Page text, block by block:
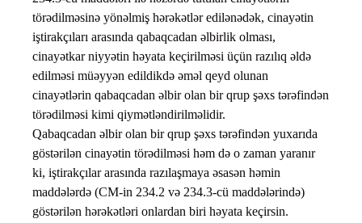
törədilməsinə yönəlmiş hərəkətlər edilənədək, cinayətin
iştirakçıları arasında qabaqcadan əlbirlik olması,
cinayətkar niyyətin həyata keçirilməsi üçün razılıq əldə
edilməsi müəyyən edildikdə əməl qeyd olunan
cinayətlərin qabaqcadan əlbir olan bir qrup şəxs tərəfindən
törədilməsi kimi qiymətləndirilməlidir.
Qabaqcadan əlbir olan bir qrup şəxs tərəfindən yuxarıda
göstərilən cinayətin törədilməsi həm də o zaman yaranır
ki, iştirakçılar arasında razılaşmaya əsasən həmin
maddələrdə (CM-in 234.2 və 234.3-cü maddələrində)
göstərilən hərəkətləri onlardan biri həyata keçirsin.